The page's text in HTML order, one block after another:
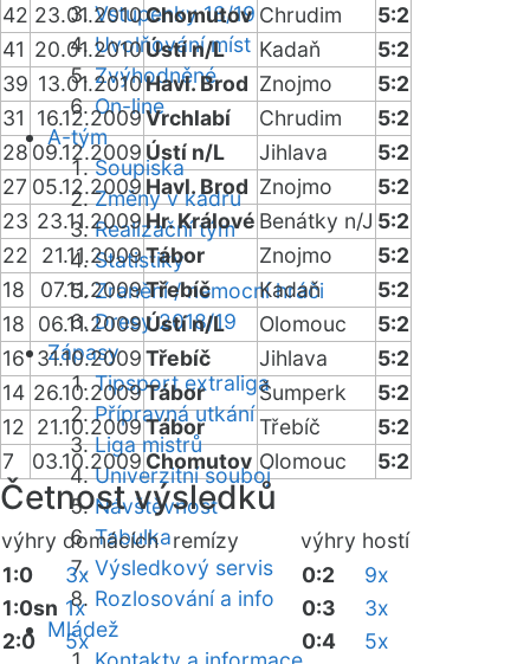
Vstupenky 18/19
Uvolňování míst
Zvýhodněné
On-line
A-tým
Soupiska
Změny v kádru
Realizační tým
Statistiky
Zranění / nemocní hráči
Dresy 2018/19
Zápasy
Tipsport extraliga
Přípravná utkání
Liga mistrů
Univerzitní souboj
Návštěvnost
Tabulka
Výsledkový servis
Rozlosování a info
Mládež
42 23.01.2010Chomutov Chrudim
5:2
41 20.01.2010Ústí n/L Kadaň
5:2
39 13.01.2010Havl. Brod Znojmo
5:2
31
16.12.2009Vrchlabí Chrudim
5:2
28 09.12.2009 Ústí n/L Jihlava
5:2
27 05.12.2009 Havl. Brod Znojmo
5:2
23 23.11.2009Hr. Králové Benátky n/J 5:2
22
21.11.2009Tábor Znojmo
5:2
18
07.11.2009Třebíč Kadaň
5:2
18
06.11.2009Ústí n/L Olomouc
5:2
16 31.10.2009Třebíč Jihlava
5:2
14 26.10.2009Tábor Šumperk
5:2
12 21.10.2009Tábor Třebíč
5:2
7
03.10.2009 Chomutov Olomouc 5:2
Četnost výsledků
výhry domácíchremízy výhry hostí
1:0
3x
1:0sn 1x
2:0
5x
0:2
9x
0:3
3x
0:4
5x